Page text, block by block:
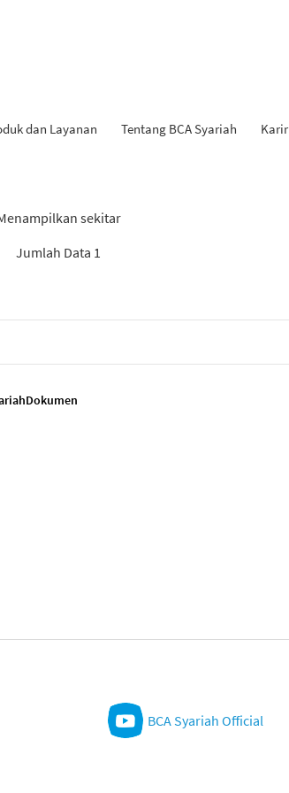
dan Layanan Tentang BCA Syariah Karir
sekitar
Jumlah Data 1
Dokumen
BCA Syariah Official